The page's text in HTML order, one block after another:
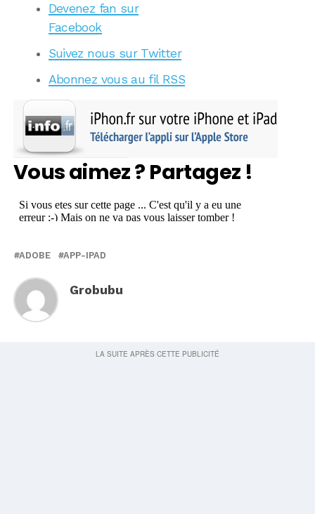
Devenez fan sur
Facebook
Suivez nous sur Twitter
Abonnez vous au fil RSS
Vous aimez ? Partagez !
ADOBE APP-IPAD
Grobubu